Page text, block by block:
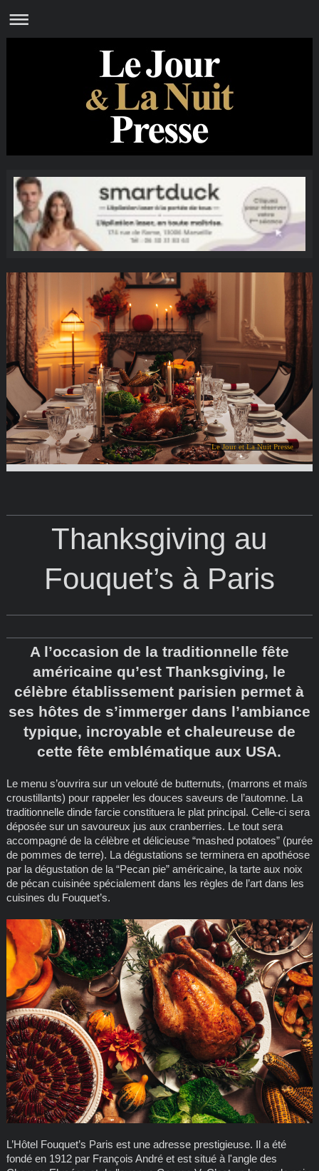
Le Jour et La Nuit Presse
Thanksgiving au
Fouquet’s à Paris
A l’occasion de la traditionnelle fête
américaine qu’est Thanksgiving, le
célèbre établissement parisien permet à
ses hôtes de s’immerger dans l’ambiance
typique, incroyable et chaleureuse de
cette fête emblématique aux USA.
Le menu s’ouvrira sur un velouté de butternuts, (marrons et maïs
croustillants) pour rappeler les douces saveurs de l’automne. La
traditionnelle dinde farcie constituera le plat principal. Celle-ci sera
déposée sur un savoureux jus aux cranberries. Le tout sera
accompagné de la célèbre et délicieuse “mashed potatoes” (purée
de pommes de terre). La dégustations se terminera en apothéose
par la dégustation de la “Pecan pie” américaine, la tarte aux noix
de pécan cuisinée spécialement dans les règles de l’art dans les
cuisines du Fouquet’s.
L’Hôtel Fouquet’s Paris est une adresse prestigieuse. Il a été
fondé en 1912 par François André et est situé à l'angle des